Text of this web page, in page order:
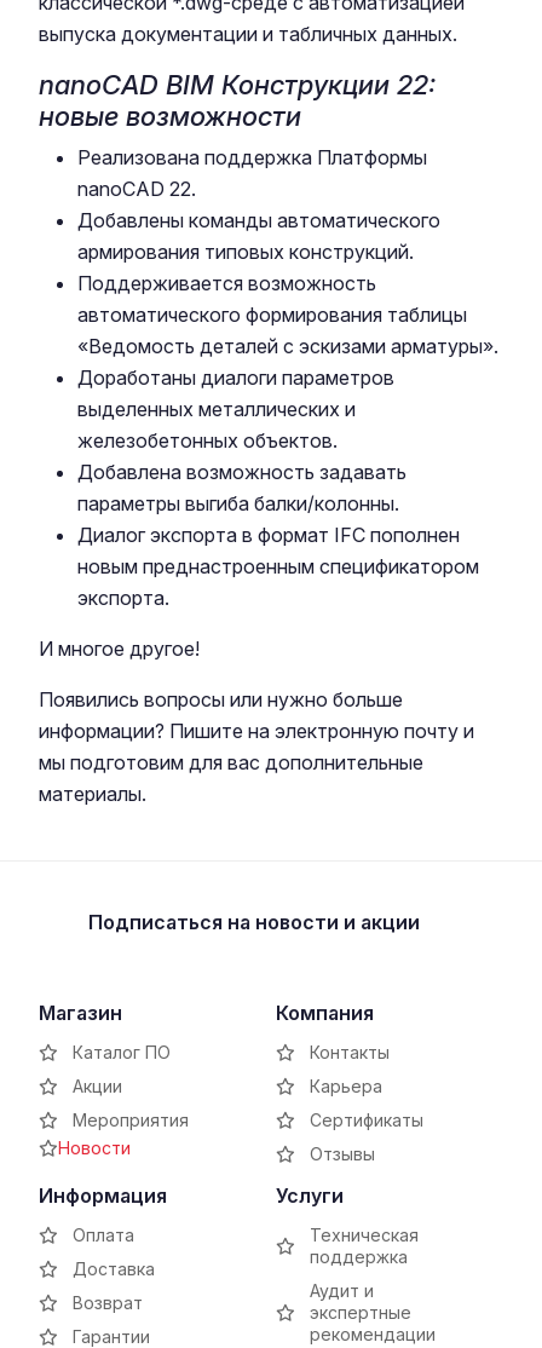
выпуска документации и табличных данных.
nanoCAD BIM Конструкции 22:
новые возможности
Реализована поддержка Платформы
nanoCAD 22.
Добавлены команды автоматического
армирования типовых конструкций.
Поддерживается возможность
автоматического формирования таблицы
«Ведомость деталей с эскизами арматуры».
Доработаны диалоги параметров
выделенных металлических и
железобетонных объектов.
Добавлена возможность задавать
параметры выгиба балки/колонны.
Диалог экспорта в формат IFC пополнен
новым преднастроенным спецификатором
экспорта.
И многое другое!
Появились вопросы или нужно больше
информации? Пишите на электронную почту и
мы подготовим для вас дополнительные
материалы.
Подписаться на новости и акции
Магазин
Каталог ПО
Акции
Мероприятия
Новости
Компания
Контакты
Карьера
Сертификаты
Отзывы
Информация
Оплата
Доставка
Возврат
Гарантии
Услуги
Техническая
поддержка
Аудит и
экспертные
рекомендации